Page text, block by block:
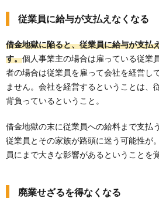
従業員に給与が支払えなくなる
借金地獄に陥ると、従業員に給与が支払
す。個人事業主の場合は雇っている従業
者の場合は従業員を雇って会社を経営し
ません。会社を経営するということは、
背負っているということ。
借金地獄の末に従業員への給料まで支払
従業員とその家族が路頭に迷う可能性が
員にまで大きな影響があるということを
廃業せざるを得なくなる